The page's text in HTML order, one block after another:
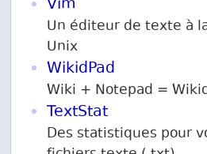
Vim
Un éditeur de texte à
Unix
WikidPad
Wiki + Notepad =
TextStat
Des statistiques pour